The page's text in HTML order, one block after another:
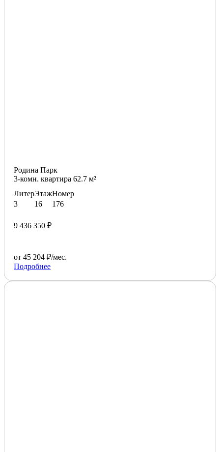
Родина Парк
3-комн. квартира 62.7 м²
Литер
3
Этаж
16
Номер
176
9 436 350 ₽
от 45 204 ₽/мес.
Подробнее